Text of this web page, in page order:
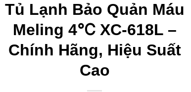
Tủ Lạnh Bảo Quản Máu
Meling 4℃ XC-618L –
Chính Hãng, Hiệu Suất
Cao